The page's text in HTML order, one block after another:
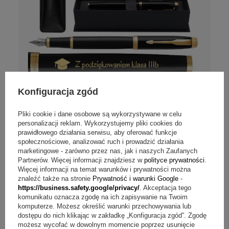
NASZ BESTSELLER
Opinie (2)
Pióro wieczne Parker I.M. GT czarne z
grawerem i etui
Personalizuj
269,00 zł
DOSTAWA gratis
Konfiguracja zgód
Pliki cookie i dane osobowe są wykorzystywane w celu
personalizacji reklam. Wykorzystujemy pliki cookies do
prawidłowego działania serwisu, aby oferować funkcje
społecznościowe, analizować ruch i prowadzić działania
marketingowe - zarówno przez nas, jak i naszych Zaufanych
Partnerów. Więcej informacji znajdziesz w polityce prywatności
Więcej informacji na temat warunków i prywatności można
znaleźć także na stronie Prywatność i warunki Google -
https://business.safety.google/privacy/ . Akceptacja tego
komunikatu oznacza zgodę na ich zapisywanie na Twoim
komputerze. Możesz określić warunki przechowywania lub
dostępu do nich klikając w zakładkę „Konfiguracja zgód”. Zgodę
możesz wycofać w dowolnym momencie poprzez usunięcie